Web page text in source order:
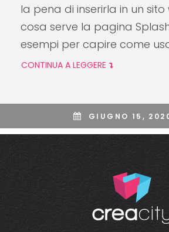
la pena di inserirla in un sito
cosa serve la pagina
esempi per capire come
CONTINUA A LEGGERE
GIUGNO 15,